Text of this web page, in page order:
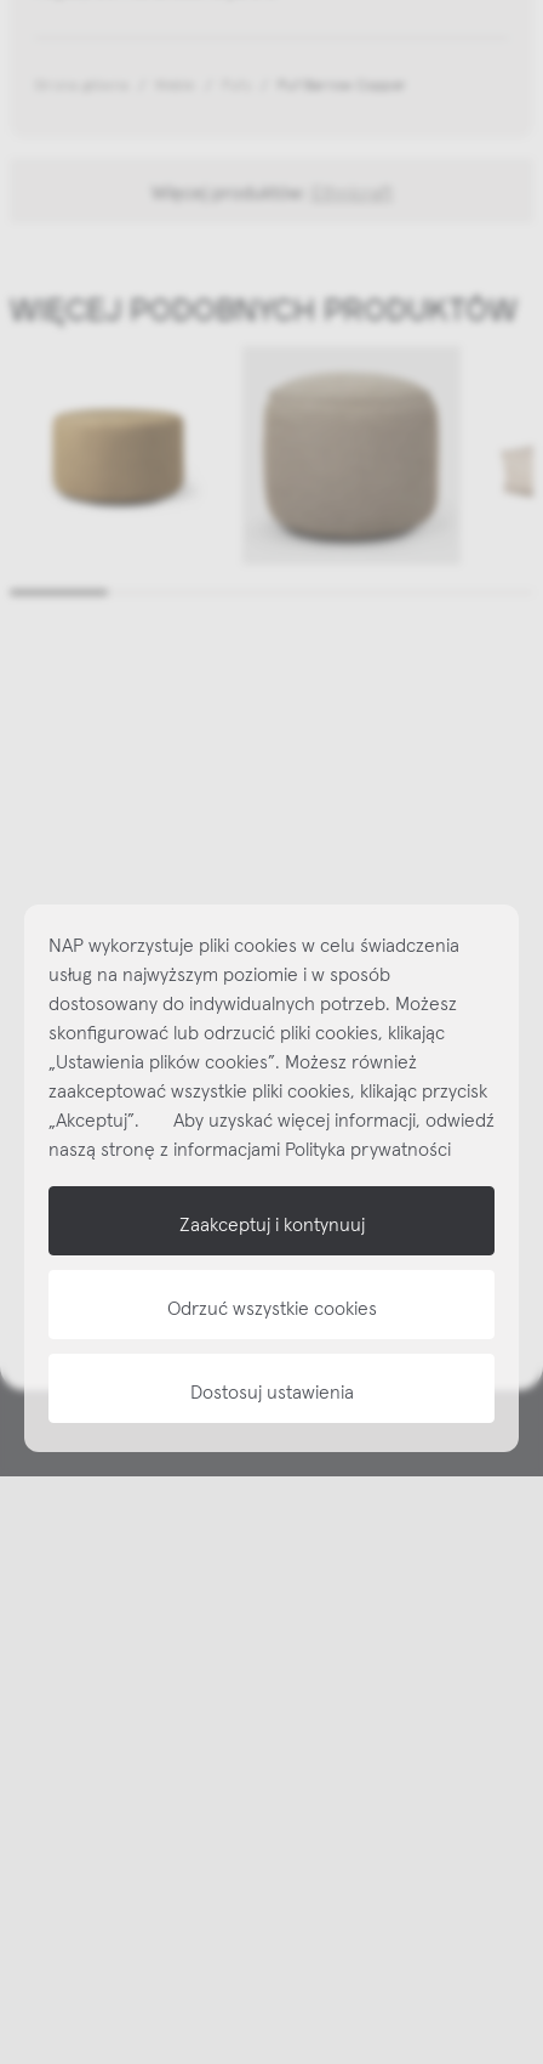
Więcej produktów:
WIĘCEJ PODOBNYCH PRODUKTÓW
Najlepsze inspiracje i promocje na wyciągnięcie ręki, zapisz się już
dzisiaj do naszego cyklicznego newslettera!
SubskrybujNEWSLETTER
NAP
NAP wykorzystuje pliki cookies w celu świadczenia
usług na najwyższym poziomie i w sposób
dostosowany do indywidualnych potrzeb. Możesz
skonfigurować lub odrzucić pliki cookies, klikając
„Ustawienia plików cookies”. Możesz również
zaakceptować wszystkie pliki cookies, klikając przycisk
„Akceptuj”. Aby uzyskać więcej informacji, odwiedź
naszą stronę z informacjami Polityka prywatności
Zaakceptuj i kontynuuj
Odrzuć wszystkie cookies
Dostosuj ustawienia